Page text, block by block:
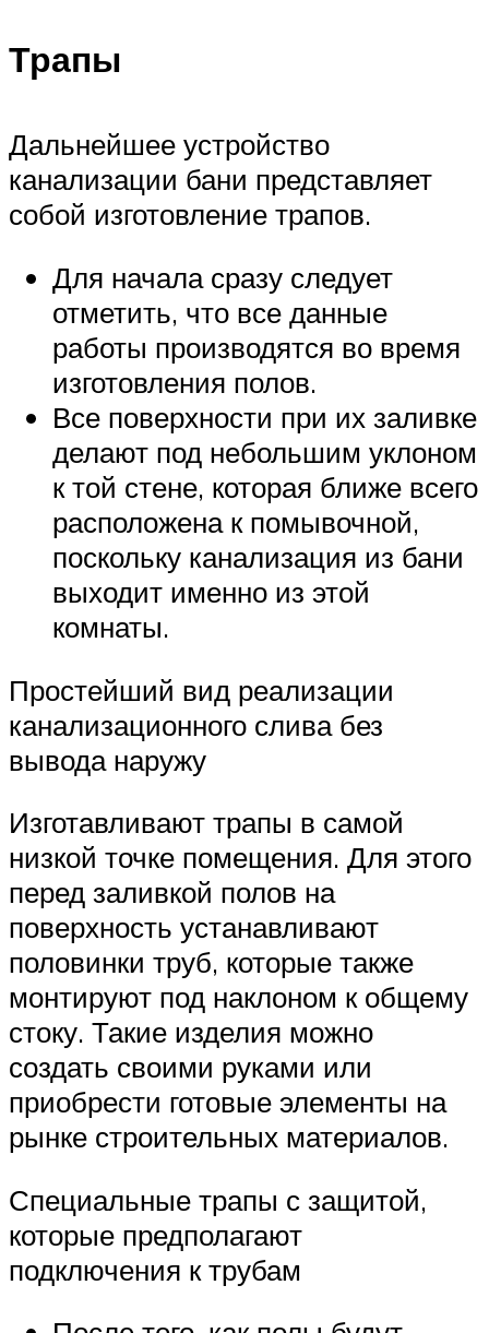
Трапы
Дальнейшее устройство
канализации бани представляет
собой изготовление трапов.
Для начала сразу следует
отметить, что все данные
работы производятся во время
изготовления полов.
Все поверхности при их заливке
делают под небольшим уклоном
к той стене, которая ближе всего
расположена к помывочной,
поскольку канализация из бани
выходит именно из этой
комнаты.
Простейший вид реализации
канализационного слива без
вывода наружу
Изготавливают трапы в самой
низкой точке помещения. Для этого
перед заливкой полов на
поверхность устанавливают
половинки труб, которые также
монтируют под наклоном к общему
стоку. Такие изделия можно
создать своими руками или
приобрести готовые элементы на
рынке строительных материалов.
Специальные трапы с защитой,
которые предполагают
подключения к трубам